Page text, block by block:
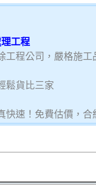
工程
工程公司，嚴格施
鬆貨比三家
快速！免費估價，